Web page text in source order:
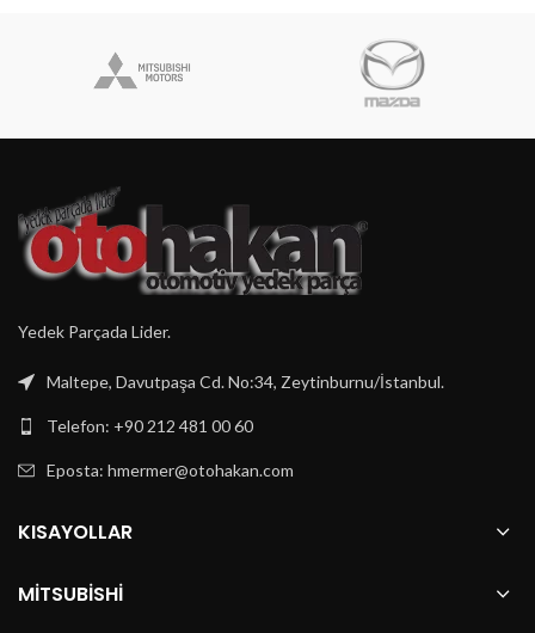
Yedek Parçada Lider.
Maltepe, Davutpaşa Cd. No:34, Zeytinburnu/İstanbul.
Telefon: +90 212 481 00 60
Eposta: hmermer@otohakan.com
KISAYOLLAR
MITSUBISHI